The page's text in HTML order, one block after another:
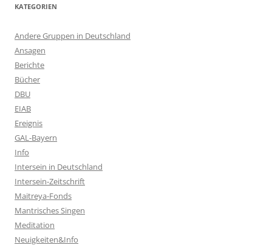
KATEGORIEN
Andere Gruppen in Deutschland
Ansagen
Berichte
Bücher
DBU
EIAB
Ereignis
GAL-Bayern
Info
Intersein in Deutschland
Intersein-Zeitschrift
Maitreya-Fonds
Mantrisches Singen
Meditation
Neuigkeiten&Info